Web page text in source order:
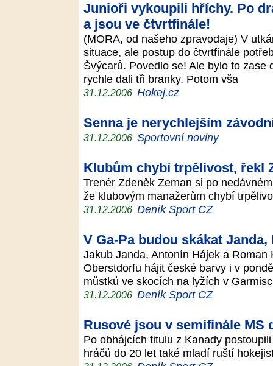
Junioři vykoupili hříchy. Po
a jsou ve čtvrtfinále!
(MORA, od našeho zpravodaje) V
situace, ale postup do čtvrtfinále
Švýcarů. Povedlo se! Ale bylo to
rychle dali tři branky. Potom vša
31.12.2006 Hokej.cz
Senna je nerychlejším
31.12.2006 Sportovní noviny
Klubům chybí trpělivost, řekl
Trenér Zdeněk Zeman si po
že klubovým manažerům chybí
31.12.2006 Deník Sport CZ
V Ga-Pa budou skákat
Jakub Janda, Antonín Hájek a
Oberstdorfu hájit české barvy i v
můstků ve skocích na lyžích v
31.12.2006 Deník Sport CZ
Rusové jsou v semifinále MS
Po obhájcích titulu z Kanady
hráčů do 20 let také mladí ruští